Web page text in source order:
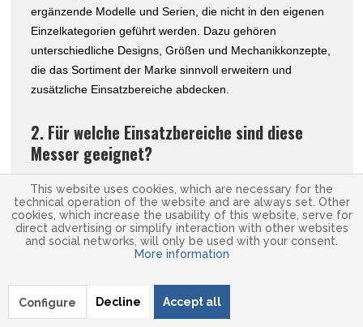
ergänzende Modelle und Serien, die nicht in den eigenen
Einzelkategorien geführt werden. Dazu gehören
unterschiedliche Designs, Größen und Mechanikkonzepte,
die das Sortiment der Marke sinnvoll erweitern und
zusätzliche Einsatzbereiche abdecken.
2. Für welche Einsatzbereiche sind diese
Messer geeignet?
Die Vosteed Taschenmesser sind primär für den EDC-
Bereich (Everyday Carry) konzipiert. Je nach Modell
eignen sie sich für alltägliche Schneidarbeiten, urbane
Nutzung, Reisen oder leichte Outdoor-Aufgaben. Die
Vielfalt der Serie erlaubt eine sehr flexible Auswahl je nach
This website uses cookies, which are necessary for the
technical operation of the website and are always set. Other
cookies, which increase the usability of this website, serve for
direct advertising or simplify interaction with other websites
and social networks, will only be used with your consent.
More information
Decline Accept all
Configure